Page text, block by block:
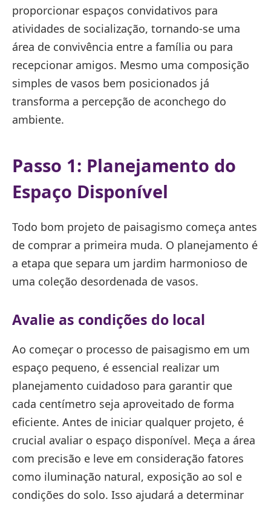
proporcionar espaços convidativos para
atividades de socialização, tornando-se uma
área de convivência entre a família ou para
recepcionar amigos. Mesmo uma composição
simples de vasos bem posicionados já
transforma a percepção de aconchego do
ambiente.
Passo 1: Planejamento do
Espaço Disponível
Todo bom projeto de paisagismo começa antes
de comprar a primeira muda. O planejamento é
a etapa que separa um jardim harmonioso de
uma coleção desordenada de vasos.
Avalie as condições do local
Ao começar o processo de paisagismo em um
espaço pequeno, é essencial realizar um
planejamento cuidadoso para garantir que
cada centímetro seja aproveitado de forma
eficiente. Antes de iniciar qualquer projeto, é
crucial avaliar o espaço disponível. Meça a área
com precisão e leve em consideração fatores
como iluminação natural, exposição ao sol e
condições do solo. Isso ajudará a determinar